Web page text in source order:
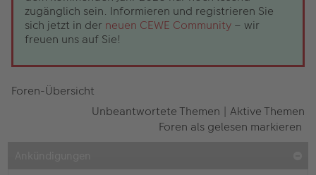
zugänglich sein. Informieren und registrieren Sie
sich jetzt in der neuen CEWE Community – wir
freuen uns auf Sie!
Foren-Übersicht
Unbeantwortete Themen | Aktive Themen
Foren als gelesen markieren